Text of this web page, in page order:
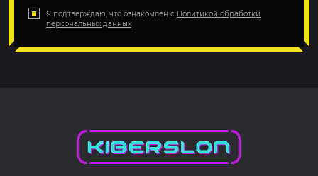
Я подтверждаю, что ознакомлен с Политикой обработки
персональных данных